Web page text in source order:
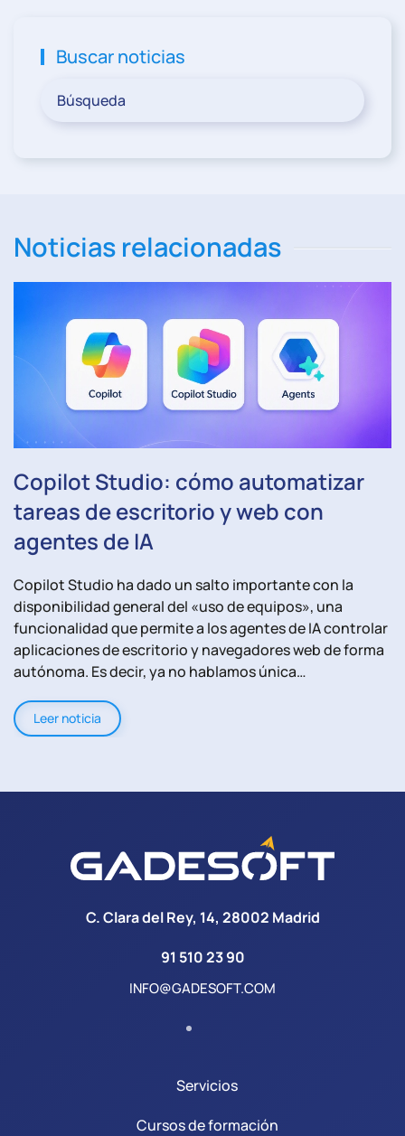
Buscar noticias
Noticias relacionadas
Copilot Studio: cómo automatizar
tareas de escritorio y web con
agentes de IA
Copilot Studio ha dado un salto importante con la
disponibilidad general del «uso de equipos», una
funcionalidad que permite a los agentes de IA controlar
aplicaciones de escritorio y navegadores web de forma
autónoma. Es decir, ya no hablamos única…
Leer noticia
C. Clara del Rey, 14, 28002 Madrid
91 510 23 90
INFO@GADESOFT.COM
Servicios
Cursos de formación